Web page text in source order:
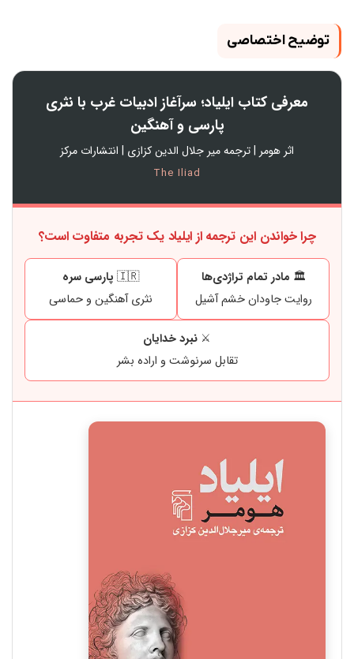
توضیح اختصاصی
معرفی کتاب ایلیاد؛ سرآغاز ادبیات غرب با نثری
پارسی و آهنگین
اثر هومر | ترجمه میر جلال الدین کزازی | انتشارات مرکز
The Iliad
چرا خواندن این ترجمه از ایلیاد یک تجربه متفاوت است؟
🏛️ مادر تمام تراژدی‌ها
روایت جاودان خشم آشیل
🇮🇷 پارسی سره
نثری آهنگین و حماسی
⚔️ نبرد خدایان
تقابل سرنوشت و اراده بشر